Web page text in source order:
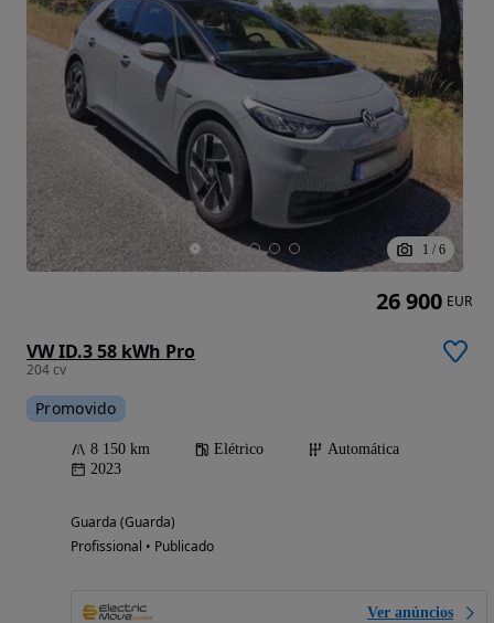
1 / 6
VW ID.3 58 kWh Pro
204 cv
Promovido
8 150 km Elétrico
Automática
2023
Guarda (Guarda)
Profissional • Publicado
Ver anúncios
26 900 EUR